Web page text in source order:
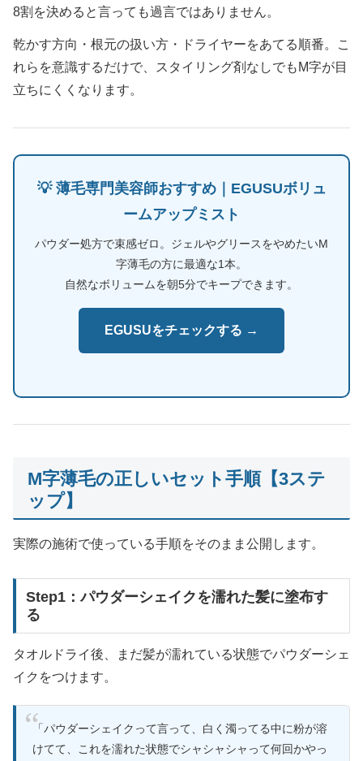
8割を決めると言っても過言ではありません。
乾かす方向・根元の扱い方・ドライヤーをあてる順番。こ
れらを意識するだけで、スタイリング剤なしでもM字が目
立ちにくくなります。
💡 薄毛専門美容師おすすめ｜EGUSUボリュ
ームアップミスト
パウダー処方で束感ゼロ。ジェルやグリースをやめたいM
字薄毛の方に最適な1本。
自然なボリュームを朝5分でキープできます。
EGUSUをチェックする →
M字薄毛の正しいセット手順【3ステ
ップ】
実際の施術で使っている手順をそのまま公開します。
Step1：パウダーシェイクを濡れた髪に塗布す
る
タオルドライ後、まだ髪が濡れている状態でパウダーシェ
イクをつけます。
「パウダーシェイクって言って、白く濁ってる中に粉が溶
けてて、これを濡れた状態でシャシャシャって何回かやっ